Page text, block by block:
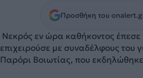
Προσθήκη του
Νεκρός εν ώρα καθήκοντος
επιχειρούσε με συναδέλφους του
Παρόρι Βοιωτίας, που